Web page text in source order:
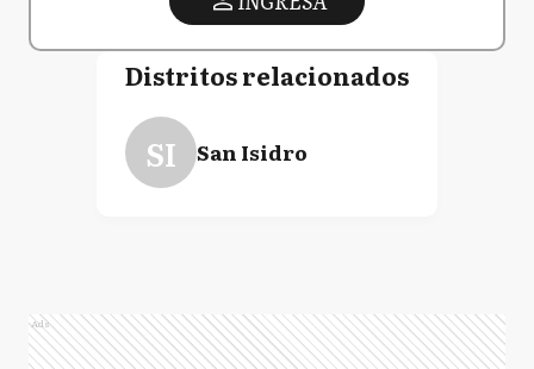
Distritos relacionados
SI San Isidro
Ads